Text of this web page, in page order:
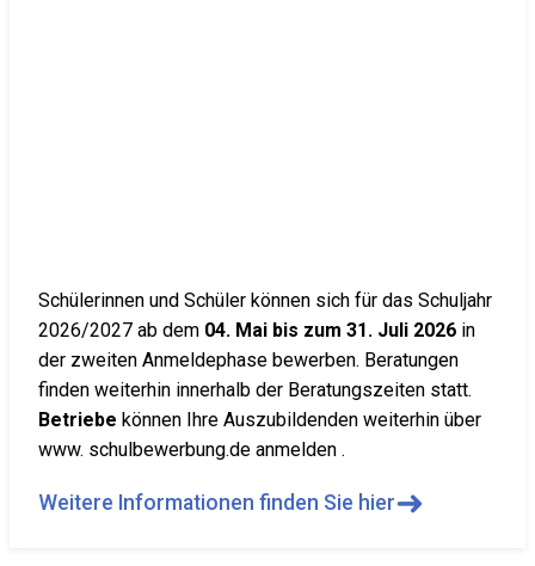
Schülerinnen und Schüler können sich für das Schuljahr
2026/2027 ab dem 04. Mai bis zum 31. Juli 2026 in
der zweiten Anmeldephase bewerben. Beratungen
finden weiterhin innerhalb der Beratungszeiten statt.
Betriebe können Ihre Auszubildenden weiterhin über
www. schulbewerbung.de anmelden .
Weitere Informationen finden Sie hier➜